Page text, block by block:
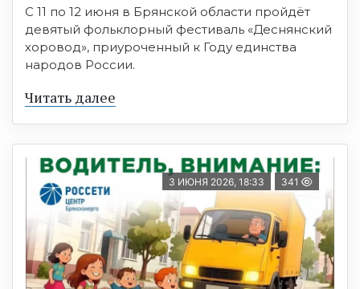
С 11 по 12 июня в Брянской области пройдёт
девятый фольклорный фестиваль «Деснянский
хоровод», приуроченный к Году единства
народов России.
Читать далее
3 ИЮНЯ 2026, 18:33 341